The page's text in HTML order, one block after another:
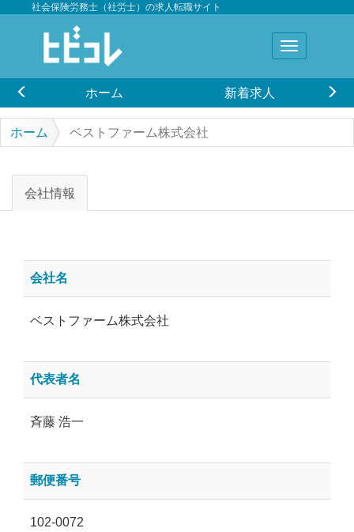
社会保険労務士（社労士）の求人転職サイト
ホーム 新着求人
ホーム ベストファーム株式会社
会社情報
会社名
ベストファーム株式会社
代表者名
斉藤 浩一
郵便番号
102-0072